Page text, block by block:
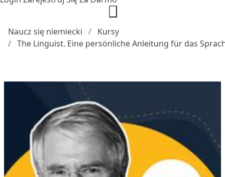
Naucz się niemiecki
Kursy
The Linguist. Eine persönliche Anleitung für das